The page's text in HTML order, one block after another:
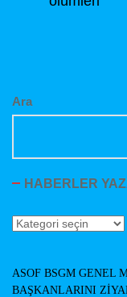
post:
Ara
HABERLER
Haberler
ASOF BSGM GENEL
BAŞKANLARINI